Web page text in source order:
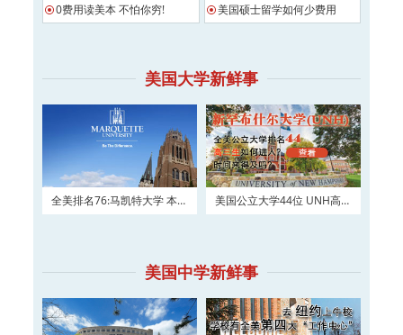
0费用读美本 不怕你穷! 美国硕士留学如何少费用
美国大学新鲜事
全美排名76:马凯特大学 本科
美国公立大学44位 UNH高三
美国中学新鲜事